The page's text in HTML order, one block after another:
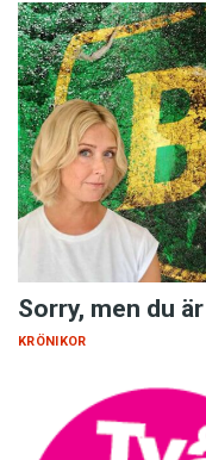
Sorry, men du
KRÖNIKOR